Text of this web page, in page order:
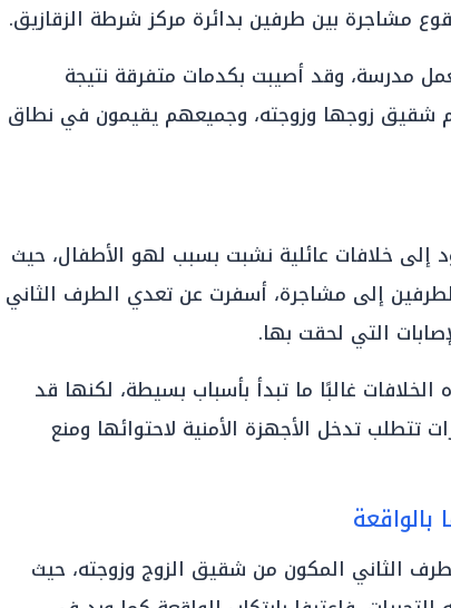
مشاجرة بين طرفين بدائرة مركز شرطة الزقازيق.
مدرسة، وقد أصيبت بكدمات متفرقة نتيجة
شقيق زوجها وزوجته، وجميعهم يقيمون في نطاق
إلى خلافات عائلية نشبت بسبب لهو الأطفال، حيث
إلى مشاجرة، أسفرت عن تعدي الطرف الثاني
التي لحقت بها.
غالبًا ما تبدأ بأسباب بسيطة، لكنها قد
تتطلب تدخل الأجهزة الأمنية لاحتوائها ومنع
الثاني المكون من شقيق الزوج وزوجته، حيث